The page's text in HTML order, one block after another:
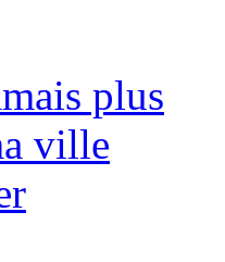
plus
ville